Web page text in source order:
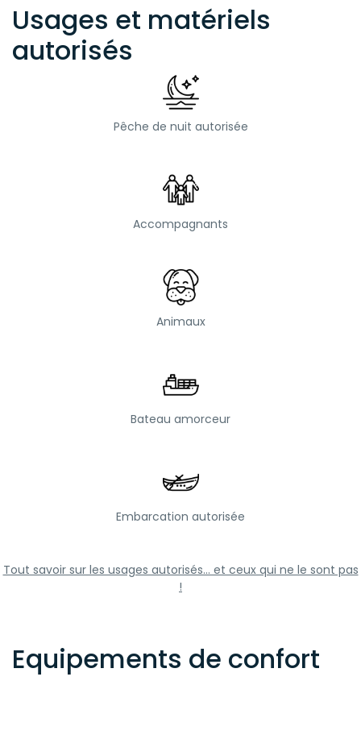
Usages et matériels
autorisés
Pêche de nuit autorisée
Accompagnants
Animaux
Bateau amorceur
Embarcation autorisée
Tout savoir sur les usages autorisés... et ceux qui ne le sont pas
!
Equipements de confort